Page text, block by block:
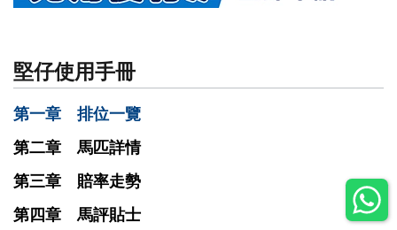
堅仔使用手冊
第一章 排位一覽
第二章 馬匹詳情
第三章 賠率走勢
第四章 馬評貼士